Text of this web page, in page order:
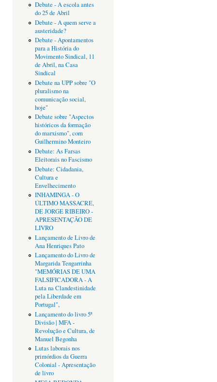
Debate - A escola antes
do 25 de Abril
Debate - A quem serve a
austeridade?
Debate - Apontamentos
para a História do
Movimento Sindical, 11
de Abril, na Casa
Sindical
Debate na UPP sobre "O
pluralismo na
comunicação social,
hoje"
Debate sobre "Aspectos
históricos da formação
do marxismo", com
Guilhermino Monteiro
Debate: As Farsas
Eleitorais no Fascismo
Debate: Cidadania,
Cultura e
Envelhecimento
INHAMINGA - O
ÚLTIMO MASSACRE,
DE JORGE RIBEIRO -
APRESENTAÇÃO DE
LIVRO
Lançamento de Livro de
Ana Henriques Pato
Lançamento do Livro de
Margarida Tengarrinha
"MEMÓRIAS DE UMA
FALSIFICADORA - A
Luta na Clandestinidade
pela Liberdade em
Portugal",
Lançamento do livro 5ª
Divisão | MFA -
Revolução e Cultura, de
Manuel Begonha
Lutas laborais nos
primórdios da Guerra
Colonial - Apresentação
de livro